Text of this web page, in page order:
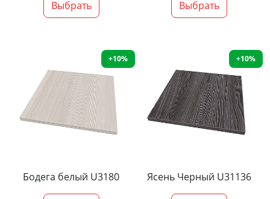
Выбрать Выбрать
+10%
Бодега белый U3180
+10%
Ясень Черный U31136